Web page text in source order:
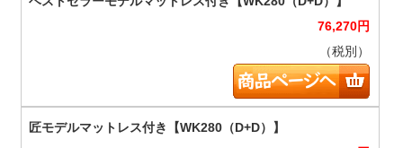
76,270円
（税別）